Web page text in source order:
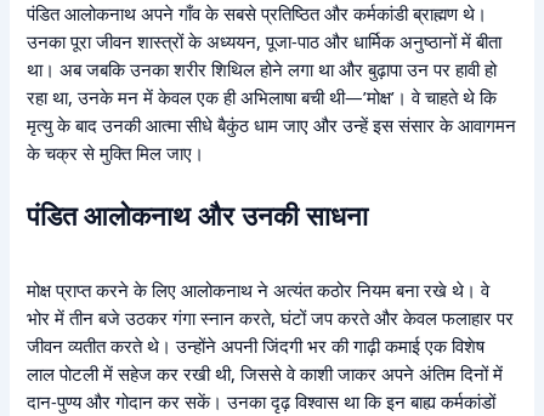
पंडित आलोकनाथ अपने गाँव के सबसे प्रतिष्ठित और कर्मकांडी ब्राह्मण थे।
उनका पूरा जीवन शास्त्रों के अध्ययन, पूजा-पाठ और धार्मिक अनुष्ठानों में बीता
था। अब जबकि उनका शरीर शिथिल होने लगा था और बुढ़ापा उन पर हावी हो
रहा था, उनके मन में केवल एक ही अभिलाषा बची थी—’मोक्ष’। वे चाहते थे कि
मृत्यु के बाद उनकी आत्मा सीधे बैकुंठ धाम जाए और उन्हें इस संसार के आवागमन
के चक्र से मुक्ति मिल जाए।
पंडित आलोकनाथ और उनकी साधना
मोक्ष प्राप्त करने के लिए आलोकनाथ ने अत्यंत कठोर नियम बना रखे थे। वे
भोर में तीन बजे उठकर गंगा स्नान करते, घंटों जप करते और केवल फलाहार पर
जीवन व्यतीत करते थे। उन्होंने अपनी जिंदगी भर की गाढ़ी कमाई एक विशेष
लाल पोटली में सहेज कर रखी थी, जिससे वे काशी जाकर अपने अंतिम दिनों में
दान-पुण्य और गोदान कर सकें। उनका दृढ़ विश्वास था कि इन बाह्य कर्मकांडों